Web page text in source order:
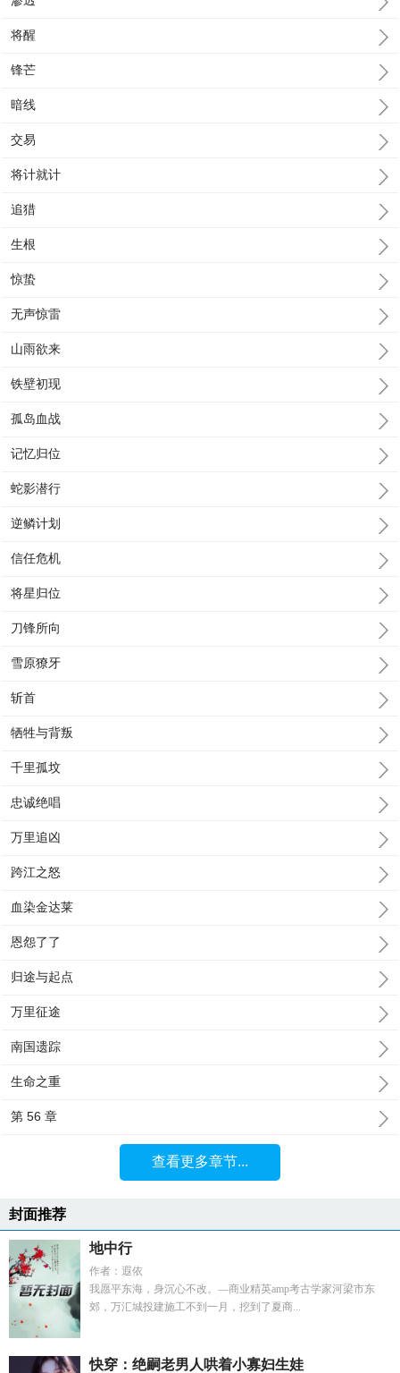
将醒
锋芒
暗线
交易
将计就计
追猎
生根
惊蛰
无声惊雷
山雨欲来
铁壁初现
孤岛血战
记忆归位
蛇影潜行
逆鳞计划
信任危机
将星归位
刀锋所向
雪原獠牙
斩首
牺牲与背叛
千里孤坟
忠诚绝唱
万里追凶
跨江之怒
血染金达莱
恩怨了了
归途与起点
万里征途
南国遗踪
生命之重
第 56 章
查看更多章节...
封面推荐
地中行
作者：遐依
我愿平东海，身沉心不改。—商业精英amp考古学家河梁市东
郊，万汇城投建施工不到一月，挖到了夏商...
快穿：绝嗣老男人哄着小寡妇生娃